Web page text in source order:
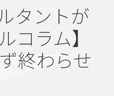
タントが
コラム】
終わらせ